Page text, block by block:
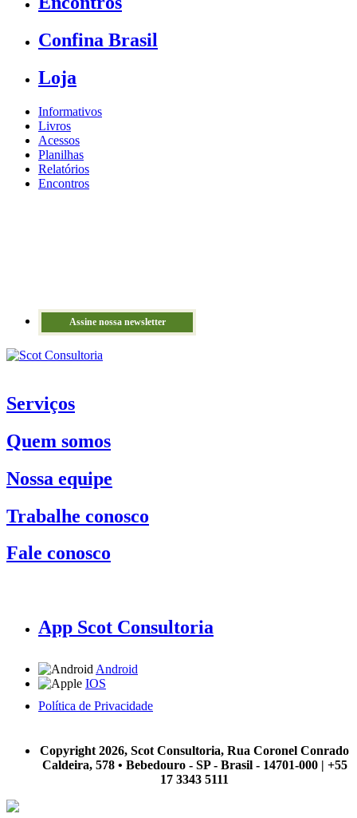
Confina Brasil
Loja
Informativos
Livros
Acessos
Planilhas
Relatórios
Encontros
Assine nossa newsletter
Serviços
Quem somos
Nossa equipe
Trabalhe conosco
Fale conosco
App Scot Consultoria
Android
IOS
Política de Privacidade
Copyright 2026, Scot Consultoria, Rua Coronel Conrado
Caldeira, 578 • Bebedouro - SP - Brasil - 14701-000 | +55
17 3343 5111